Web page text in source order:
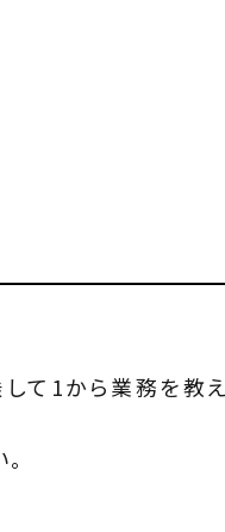
て1から業務を教